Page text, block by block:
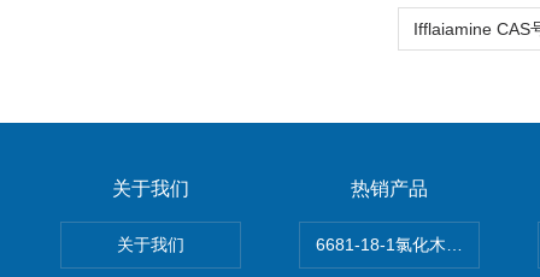
关于我们
关于我们
热销产品
6681-18-1氯化木兰花碱